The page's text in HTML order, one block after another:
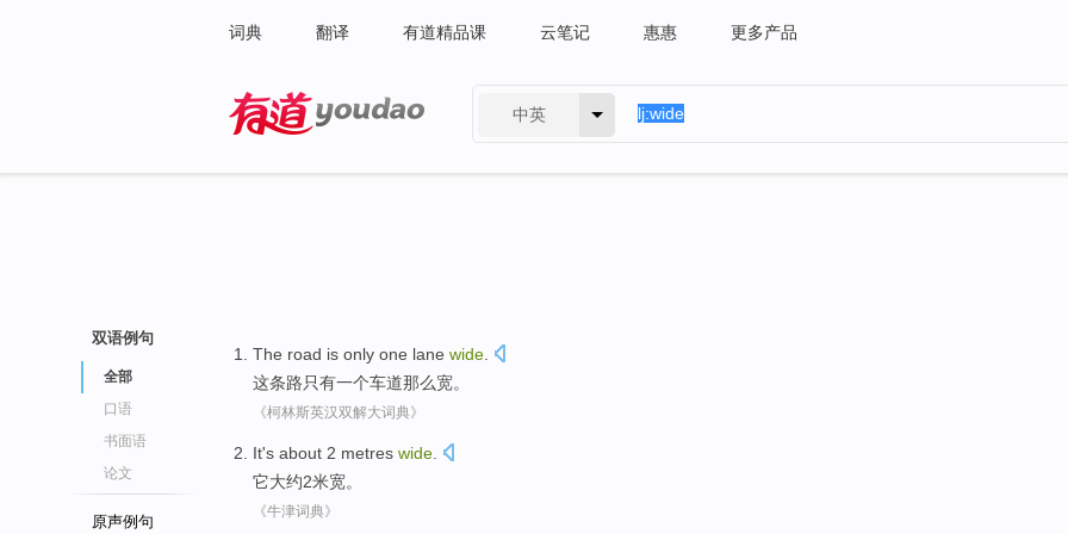
词典 翻译 有道精品课 云笔记 惠惠 更多产品
中英
双语例句
全部
口语
书面语
论文
原声例句
The road is only one lane wide
这条路只有一个车道那么宽。
《柯林斯英汉双解大词典》
It's about 2 metres wide
它大约2米宽。
《牛津词典》